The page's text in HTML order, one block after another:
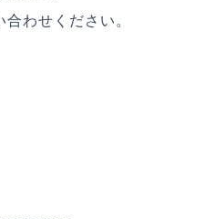
わせください。